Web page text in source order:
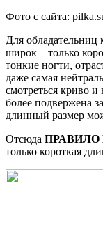
Фото с сайта:
Для
широк – только
тонкие ногти,
даже самая
смотреться криво
более подвержена
длинный размер
Отсюда ПРАВИЛО
только короткая